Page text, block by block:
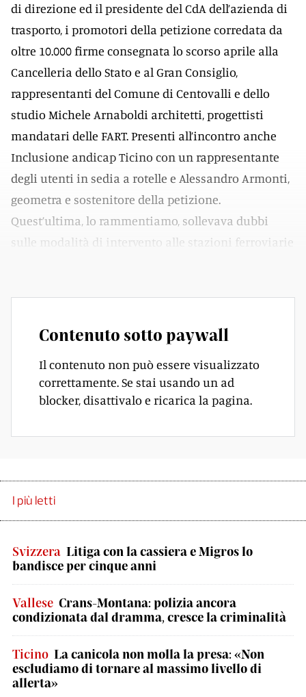
di direzione ed il presidente del CdA dell’azienda di
trasporto, i promotori della petizione corredata da
oltre 10.000 firme consegnata lo scorso aprile alla
Cancelleria dello Stato e al Gran Consiglio,
rappresentanti del Comune di Centovalli e dello
studio Michele Arnaboldi architetti, progettisti
mandatari delle FART. Presenti all’incontro anche
Inclusione andicap Ticino con un rappresentante
degli utenti in sedia a rotelle e Alessandro Armonti,
geometra e sostenitore della petizione.
Quest’ultima, lo rammentiamo, sollevava dubbi
sulle modalità di intervento alle stazioni ferroviarie
Contenuto sotto paywall
Il contenuto non può essere visualizzato
correttamente. Se stai usando un ad
blocker, disattivalo e ricarica la pagina.
I più letti
Svizzera Litiga con la cassiera e Migros lo
bandisce per cinque anni
Vallese Crans-Montana: polizia ancora
condizionata dal dramma, cresce la criminalità
Ticino La canicola non molla la presa: «Non
escludiamo di tornare al massimo livello di
allerta»